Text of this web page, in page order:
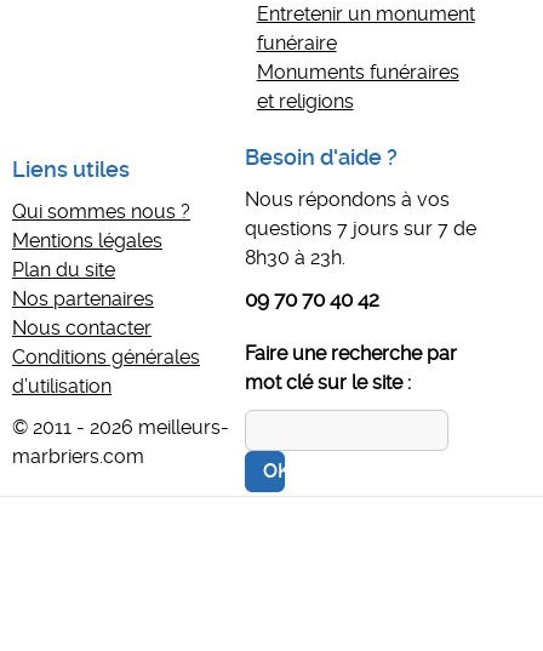
Entretenir un monument
funéraire
Monuments funéraires
et religions
Liens utiles
Qui sommes nous ?
Mentions légales
Plan du site
Nos partenaires
Nous contacter
Conditions générales
d’utilisation
© 2011 - 2026 meilleurs-
marbriers.com
Besoin d'aide ?
Nous répondons à vos
questions 7 jours sur 7 de
8h30 à 23h.
09 70 70 40 42
Faire une recherche par
mot clé sur le site :